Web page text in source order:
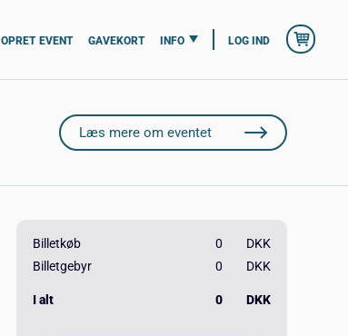
OPRET EVENT GAVEKORT INFO LOG IND
Læs mere om eventet
Billetkøb 0
DKK
Billetgebyr
0 DKK
I alt 0 DKK